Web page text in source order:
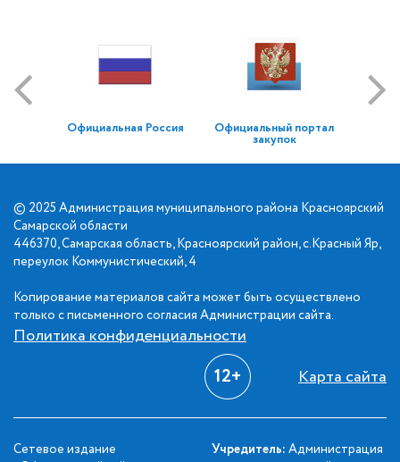
Официальная Россия Официальный портал
закупок
© 2025 Администрация муниципального района Красноярский
Самарской области
446370, Самарская область, Красноярский район, с.Красный Яр,
переулок Коммунистический, 4
Копирование материалов сайта может быть осуществлено
только с письменного согласия Администрации сайта.
Политика конфиденциальности
12+ Карта сайта
Сетевое издание
Учредитель: Администрация